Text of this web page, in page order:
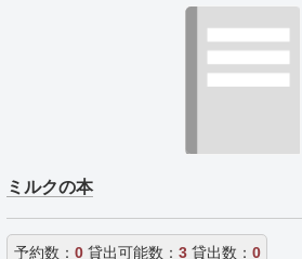
ミルクの本
予約数： 0貸出可能数： 3貸出数： 0